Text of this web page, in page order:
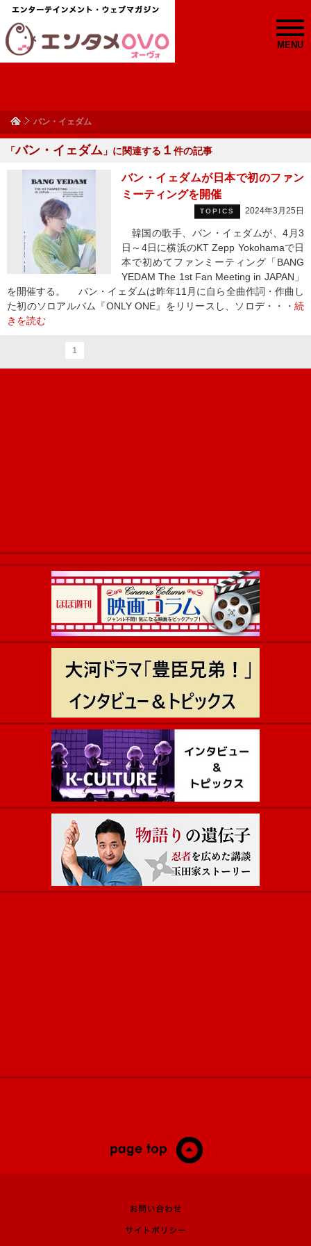
MENU
バン・イェダム
「バン・イェダム 」に関連する １ 件の記事
バン・イェダムが日本で初のファン
ミーティングを開催
TOPICS 2024年3月25日
韓国の歌手、バン・イェダムが、4月3
日～4日に横浜のKT Zepp Yokohamaで日
本で初めてファンミーティング「BANG
YEDAM The 1st Fan Meeting in JAPAN」
を開催する。 バン・イェダムは昨年11月に自ら全曲作詞・作曲し
た初のソロアルバム『ONLY ONE』をリリースし、ソロデ・・・ 続
きを読む
1